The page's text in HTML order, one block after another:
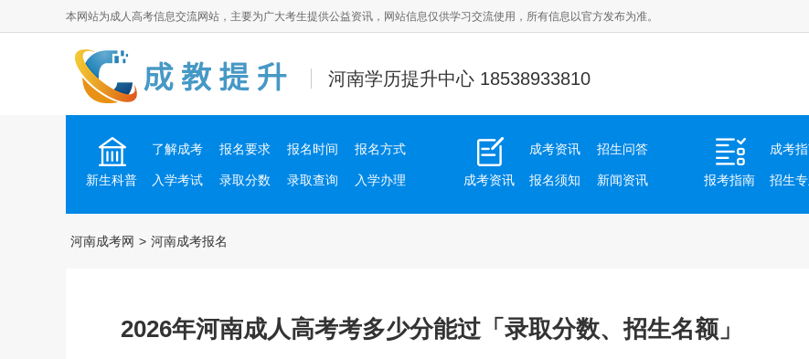
本网站为成人高考信息交流网站，主要为广大考生提供公益资讯，网站信息仅供学习交流使用，所有信息以官方发布为准。
河南学历提升中心 18538933810
新生科普
了解成考 报名要求 报名时间 报名方式
入学考试 录取分数 录取查询 入学办理 成考资讯
成考资讯 招生问答
报名须知 新闻资讯 报考指南
成考
招生
河南成考网 > 河南成考报名
2026年河南成人高考考多少分能过「录取分数、招生名额」